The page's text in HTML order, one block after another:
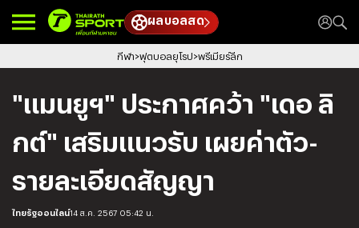
ผลบอลสด
กีฬา ฟุตบอลยุโรป พรีเมียร์ลีก
"แมนยูฯ" ประกาศคว้า "เดอ ลิ
กต์" เสริมแนวรับ เผยค่าตัว-
รายละเอียดสัญญา
ไทยรัฐออนไลน์14 ส.ค. 2567 05:42 น.